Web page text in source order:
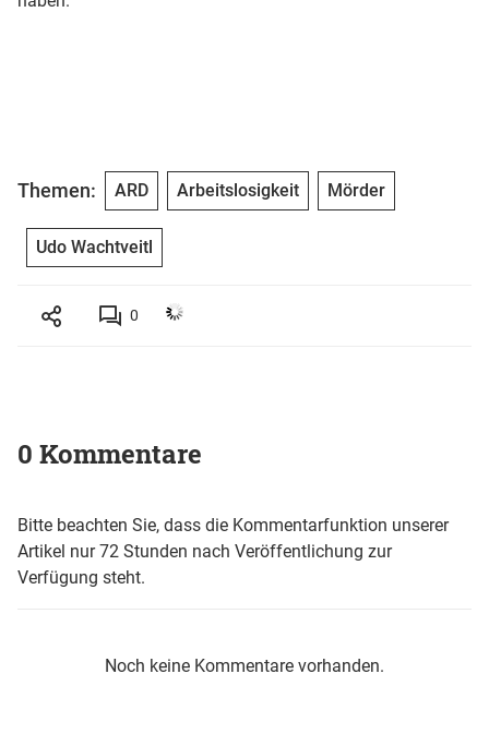
Themen: ARD Arbeitslosigkeit Mörder
Udo Wachtveitl
0
0 Kommentare
Bitte beachten Sie, dass die Kommentarfunktion unserer
Artikel nur 72 Stunden nach Veröffentlichung zur
Verfügung steht.
Noch keine Kommentare vorhanden.